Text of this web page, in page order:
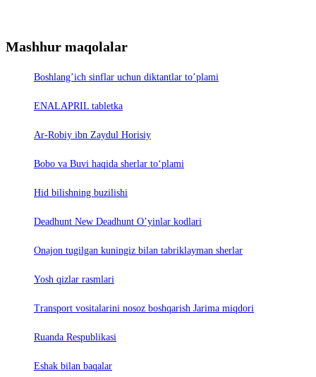
Mashhur maqolalar
Boshlang’ich sinflar uchun diktantlar to’plami
ENALAPRIL tabletka
Ar-Robiy ibn Zaydul Horisiy
Bobo va Buvi haqida sherlar to‘plami
Hid bilishning buzilishi
Deadhunt New Deadhunt O’yinlar kodlari
Onajon tugilgan kuningiz bilan tabriklayman sherlar
Yosh qizlar rasmlari
Trаnsport vositаlаrini nosoz boshqаrish Jаrimа miqdori
Ruanda Respublikasi
Eshak bilan baqalar